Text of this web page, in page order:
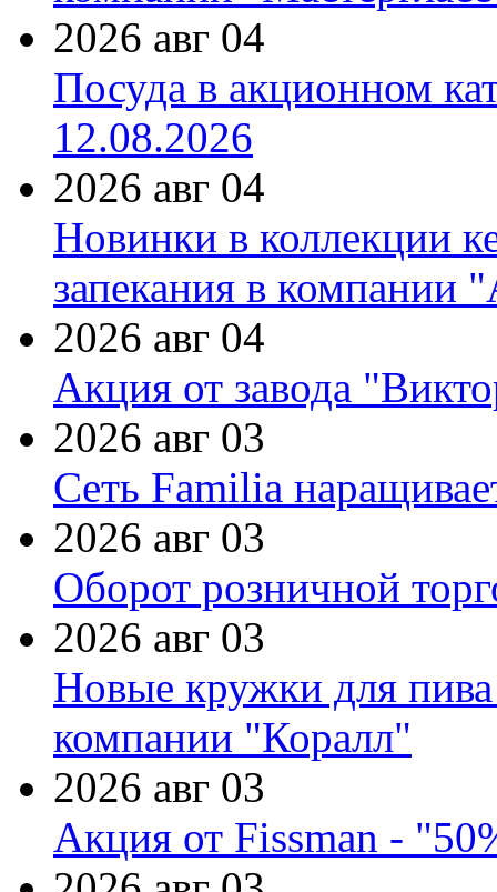
2026 авг 04
Посуда в акционном
12.08.2026
2026 авг 04
Новинки в коллекции
запекания в компании
2026 авг 04
Акция от завода
2026 авг 03
Сеть Familia
2026 авг 03
Оборот розничной
2026 авг 03
Новые кружки для
компании "Коралл"
2026 авг 03
Акция от Fissman -